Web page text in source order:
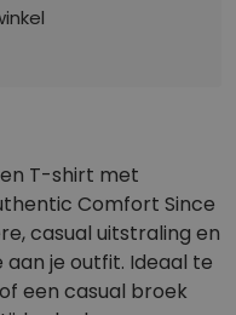
T-shirt met
Comfort Since
casual uitstraling en
je outfit. Ideaal te
een casual broek